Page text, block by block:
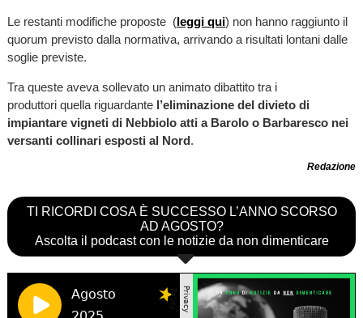
Le restanti modifiche proposte (leggi qui) non hanno raggiunto il
quorum previsto dalla normativa, arrivando a risultati lontani dalle
soglie previste.
Tra queste aveva sollevato un animato dibattito tra i
produttori quella riguardante l’eliminazione del divieto di
impiantare vigneti di Nebbiolo atti a Barolo o Barbaresco nei
versanti collinari esposti al Nord.
Redazione
TI RICORDI COSA È SUCCESSO L’ANNO SCORSO
AD AGOSTO?
Ascolta il podcast con le notizie da non dimenticare